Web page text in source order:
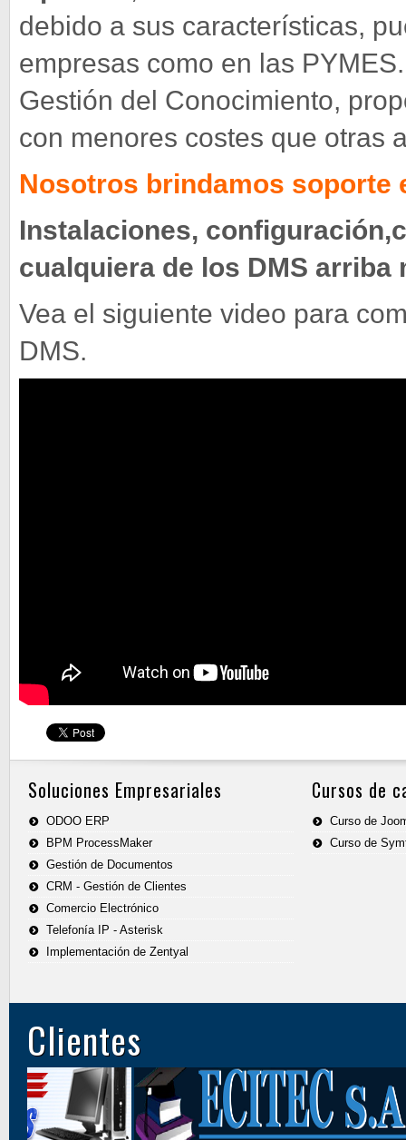
debido a sus características,
empresas como en las
Gestión del Conocimiento,
con menores costes que otras
Nosotros brindamos soporte
Instalaciones,
cualquiera de los DMS arriba
Vea el siguiente video para
DMS.
Soluciones Empresariales
ODOO ERP
BPM ProcessMaker
Gestión de Documentos
CRM - Gestión de Clientes
Comercio Electrónico
Telefonía IP - Asterisk
Implementación de Zentyal
Cursos de
Curso de
Curso de
Clientes